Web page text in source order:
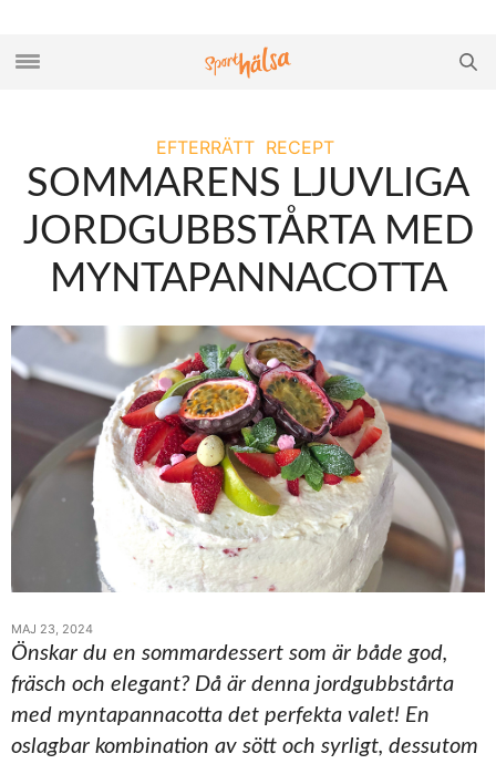
EFTERRÄTT RECEPT
SOMMARENS LJUVLIGA
JORDGUBBSTÅRTA MED
MYNTAPANNACOTTA
MAJ 23, 2024
Önskar du en sommardessert som är både god,
fräsch och elegant? Då är denna jordgubbstårta
med myntapannacotta det perfekta valet! En
oslagbar kombination av sött och syrligt, dessutom